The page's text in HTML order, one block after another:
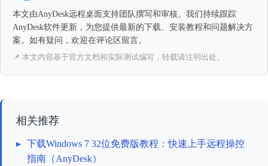
本文由AnyDesk远程桌面支持团队撰写和审核。我们持续跟踪
AnyDesk软件更新，为您提供最新的下载、安装教程和问题解决方
案。如有疑问，欢迎在评论区留言。
📌 本文内容基于官方文档和实际测试编写，转载请注明出处。
相关推荐
▸ 下载Windows 7 32位免费版教程：快速上手远程操控
指南（AnyDesk）